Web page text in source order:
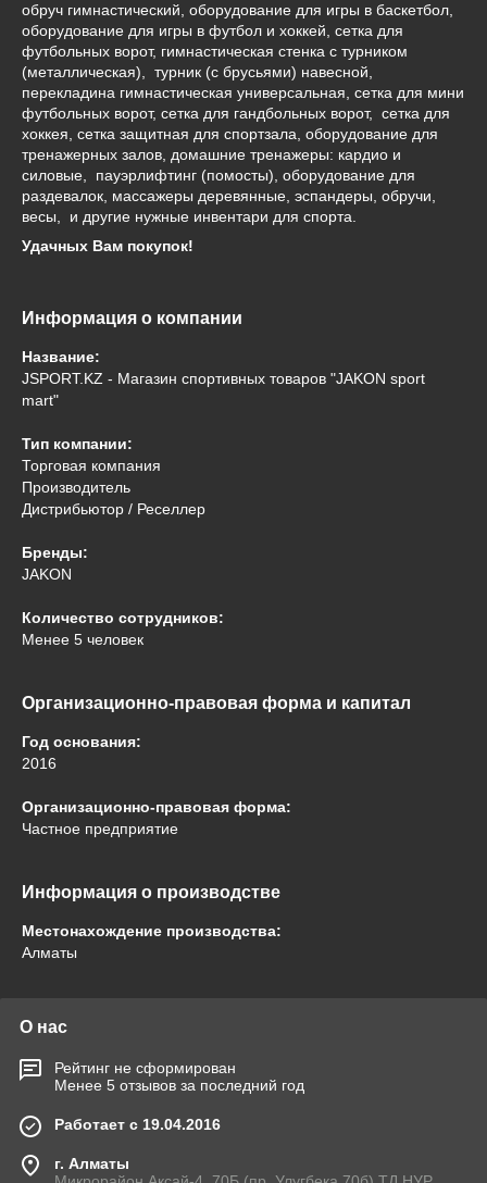
обруч гимнастический, оборудование для игры в баскетбол,
оборудование для игры в футбол и хоккей, сетка для
футбольных ворот, гимнастическая стенка с турником
(металлическая), турник (с брусьями) навесной,
перекладина гимнастическая универсальная, сетка для мини
футбольных ворот, сетка для гандбольных ворот, сетка для
хоккея, сетка защитная для спортзала, оборудование для
тренажерных залов, домашние тренажеры: кардио и
силовые, пауэрлифтинг (помосты), оборудование для
раздевалок, массажеры деревянные, эспандеры, обручи,
весы, и другие нужные инвентари для спорта.
Удачных Вам покупок!
Информация о компании
Название:
JSPORT.KZ - Магазин спортивных товаров "JAKON sport
mart"
Тип компании:
Торговая компания
Производитель
Дистрибьютор / Реселлер
Бренды:
JAKON
Количество сотрудников:
Менее 5 человек
Организационно-правовая форма и капитал
Год основания:
2016
Организационно-правовая форма:
Частное предприятие
Информация о производстве
Местонахождение производства:
Алматы
О нас
Рейтинг не сформирован
Менее 5 отзывов за последний год
Работает с 19.04.2016
г. Алматы